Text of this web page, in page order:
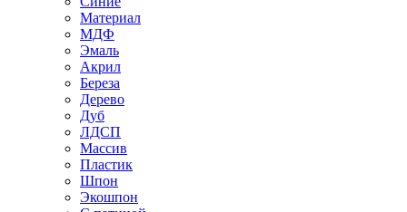
Материал
МДФ
Эмаль
Акрил
Береза
Дерево
Дуб
ЛДСП
Массив
Пластик
Шпон
Экошпон